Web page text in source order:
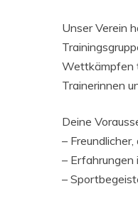
Unser Verein
Wettkämpfen
Trainerinnen
Deine
–
–
–